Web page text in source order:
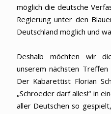
möglich die deutsche
Regierung unter den
Deutschland möglich und
Deshalb möchten wir
unserem nächsten
Der Kabarettist Florian
„Schroeder darf alles!“ in
aller Deutschen so